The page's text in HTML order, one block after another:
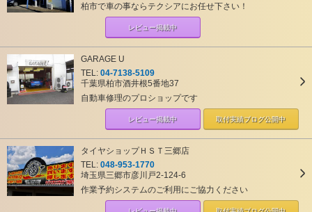
柏市で車の事ならテクシアにお任せ下さい！
レビュー掲載中
GARAGE U
TEL: 04-7138-5109
千葉県柏市酒井根5番地37
自動車修理のプロショップです
レビュー掲載中 取付実績ブログ公開中
タイヤショップＨＳＴ三郷店
TEL: 048-953-1770
埼玉県三郷市彦川戸2-124-6
作業予約システムのご利用にご協力ください